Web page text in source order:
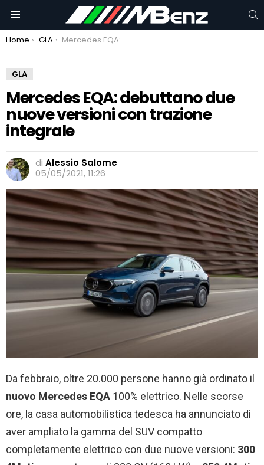
You are here:
Home GLA Mercedes EQA: debuttano due nuove versioni con trazione integrale
GLA
Mercedes EQA: debuttano due
nuove versioni con trazione
integrale
di Alessio Salome
05/05/2021, 11:26
Da febbraio, oltre 20.000 persone hanno già ordinato il
nuovo Mercedes EQA 100% elettrico. Nelle scorse
ore, la casa automobilistica tedesca ha annunciato di
aver ampliato la gamma del SUV compatto
completamente elettrico con due nuove versioni: 300